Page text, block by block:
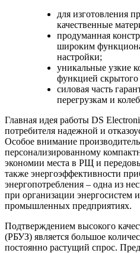
для изготовления
качественные
продуманная
широким
настройки;
уникальные узкие
функцией скрытого
силовая часть
перегрузкам и
Главная идея работы DS
потребителя надежной и
Особое внимание производитель
персонализированному
экономии места в РЩ и
также энергоэффективности
энергопотребления – одна из
при организации энергосистем
промышленных предприятиях.
Подтверждением высокого
(РБУЗ) является большое
постоянно растущий спрос.